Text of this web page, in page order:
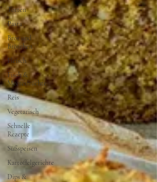
Torten
Pasta
Brot und
Brötchen
Fleisch
Fisch &
Meeresfrüchte
Reis
Vegetarisch
Schnelle
Rezepte
Süßspeisen
Kartoffelgerichte
Dips &